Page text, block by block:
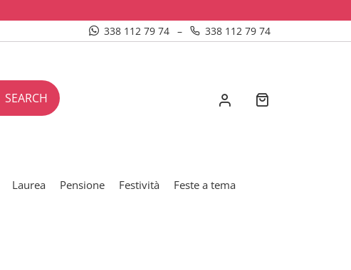
338 112 79 74 – 338 112 79 74
SEARCH
Laurea Pensione Festività Feste a tema